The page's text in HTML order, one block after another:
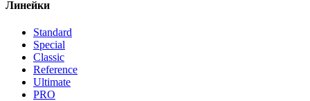
Линейки
Standard
Special
Classic
Reference
Ultimate
PRO